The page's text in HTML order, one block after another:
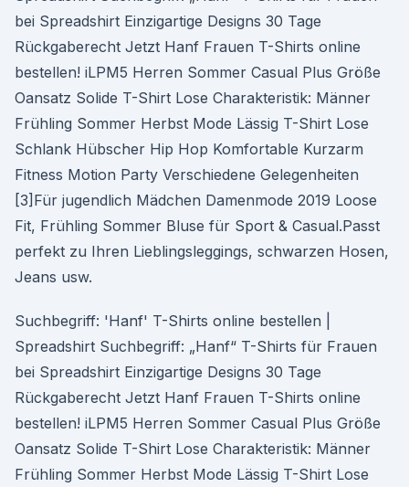
bei Spreadshirt Einzigartige Designs 30 Tage
Rückgaberecht Jetzt Hanf Frauen T-Shirts online
bestellen! iLPM5 Herren Sommer Casual Plus Größe
Oansatz Solide T-Shirt Lose Charakteristik: Männer
Frühling Sommer Herbst Mode Lässig T-Shirt Lose
Schlank Hübscher Hip Hop Komfortable Kurzarm
Fitness Motion Party Verschiedene Gelegenheiten
[3]Für jugendlich Mädchen Damenmode 2019 Loose
Fit, Frühling Sommer Bluse für Sport & Casual.Passt
perfekt zu Ihren Lieblingsleggings, schwarzen Hosen,
Jeans usw.
Suchbegriff: 'Hanf' T-Shirts online bestellen |
Spreadshirt Suchbegriff: „Hanf“ T-Shirts für Frauen
bei Spreadshirt Einzigartige Designs 30 Tage
Rückgaberecht Jetzt Hanf Frauen T-Shirts online
bestellen! iLPM5 Herren Sommer Casual Plus Größe
Oansatz Solide T-Shirt Lose Charakteristik: Männer
Frühling Sommer Herbst Mode Lässig T-Shirt Lose